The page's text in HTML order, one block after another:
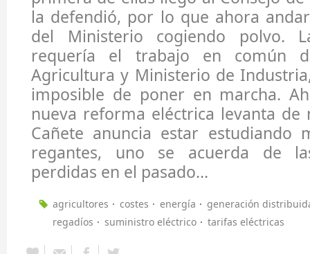
la defendió, por lo que ahora
del Ministerio cogiendo polvo.
requería el trabajo en común
Agricultura y Ministerio de
imposible de poner en marcha.
nueva reforma eléctrica levanta de
Cañete anuncia estar estudiando
regantes, uno se acuerda de
perdidas en el pasado…
agricultores costes energía
generación
regadíos
suministro eléctrico tarifas eléctricas